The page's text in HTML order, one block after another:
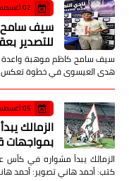
02 أغسطس 2026
سيف سامح
للتصدير
سيف سامح كاظم موهبة واعدة
هدى العيسوى في خطوة تعكس
05 أغسطس 2026
الزمالك
بمواجهات
الزمالك يبدأ مشواره في
كتب: أحمد هاني تصوير: أحمد